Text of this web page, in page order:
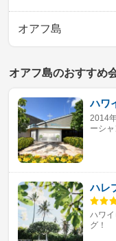
オアフ島
オアフ島のおすすめ
ハワ
2014
ーシ
ハレ
ハワ
グ！